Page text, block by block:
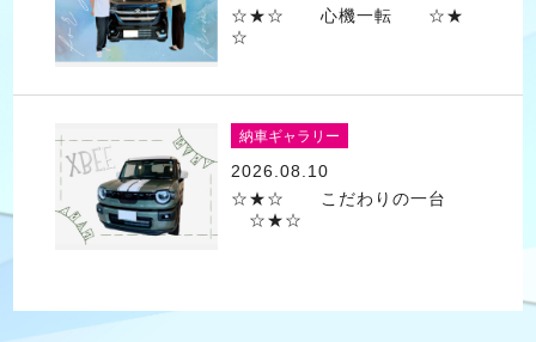
☆★☆ 心機一転 ☆★
☆
納車ギャラリー
2026.08.10
☆★☆ こだわりの一台
☆★☆